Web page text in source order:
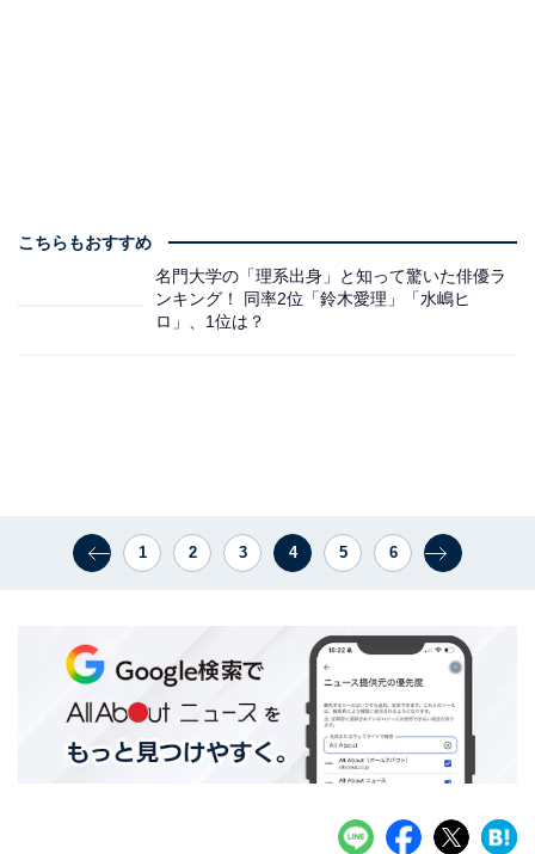
こちらもおすすめ
名門大学の「理系出身」と知って驚いた俳優ラ
ンキング！ 同率2位「鈴木愛理」「水嶋ヒ
ロ」、1位は？
1 2 3 4 5 6